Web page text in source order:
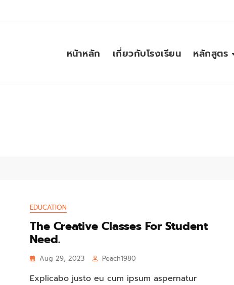
หน้าหลัก เกี่ยวกับโรงเรียน หลักสูตร
EDUCATION
The Creative Classes For Student
Need.
Aug 29, 2023 Peach1980
Explicabo justo eu cum ipsum aspernatur